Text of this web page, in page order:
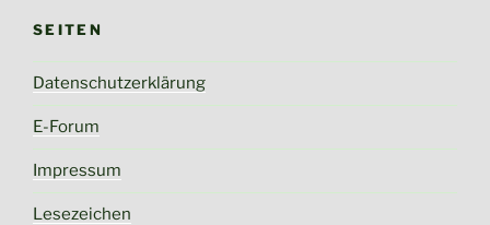
SEITEN
Datenschutzerklärung
E-Forum
Impressum
Lesezeichen